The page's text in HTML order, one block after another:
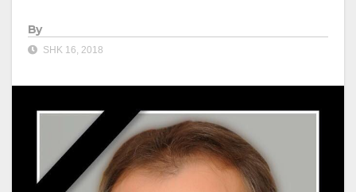
By
SHK 16, 2018